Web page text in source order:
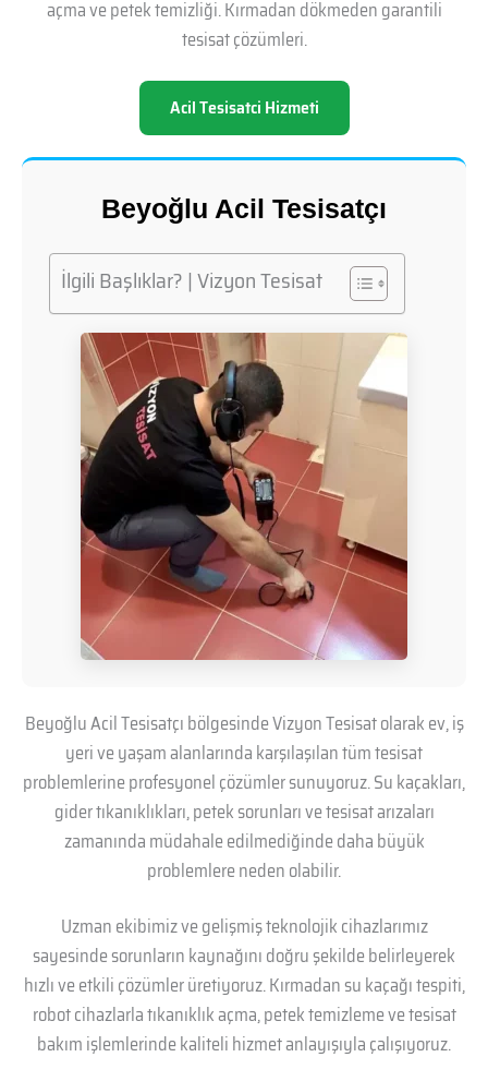
açma ve petek temizliği. Kırmadan dökmeden garantili
tesisat çözümleri.
Acil Tesisatci Hizmeti
Beyoğlu Acil Tesisatçı
İlgili Başlıklar? | Vizyon Tesisat
Beyoğlu Acil Tesisatçı bölgesinde Vizyon Tesisat olarak ev, iş
yeri ve yaşam alanlarında karşılaşılan tüm tesisat
problemlerine profesyonel çözümler sunuyoruz. Su kaçakları,
gider tıkanıklıkları, petek sorunları ve tesisat arızaları
zamanında müdahale edilmediğinde daha büyük
problemlere neden olabilir.
Uzman ekibimiz ve gelişmiş teknolojik cihazlarımız
sayesinde sorunların kaynağını doğru şekilde belirleyerek
hızlı ve etkili çözümler üretiyoruz. Kırmadan su kaçağı tespiti,
robot cihazlarla tıkanıklık açma, petek temizleme ve tesisat
bakım işlemlerinde kaliteli hizmet anlayışıyla çalışıyoruz.